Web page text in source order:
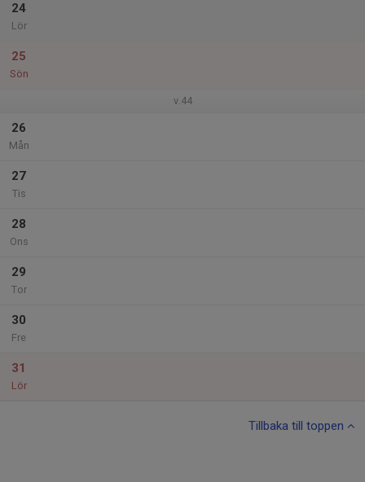
24
Lör
25
Sön
v.44
26
Mån
27
Tis
28
Ons
29
Tor
30
Fre
31
Lör
Tillbaka till toppen